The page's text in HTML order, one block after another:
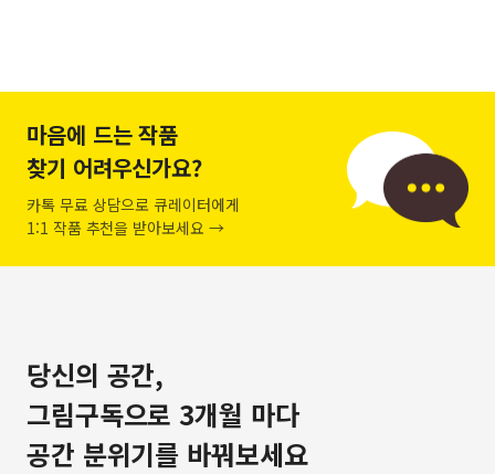
마음에 드는 작품
찾기 어려우신가요?
카톡 무료 상담으로 큐레이터에게
1:1 작품 추천을 받아보세요 →
당신의 공간,
그림구독으로 3개월 마다
공간 분위기를 바꿔보세요